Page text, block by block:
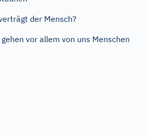
der Mensch?
vor allem von uns Menschen